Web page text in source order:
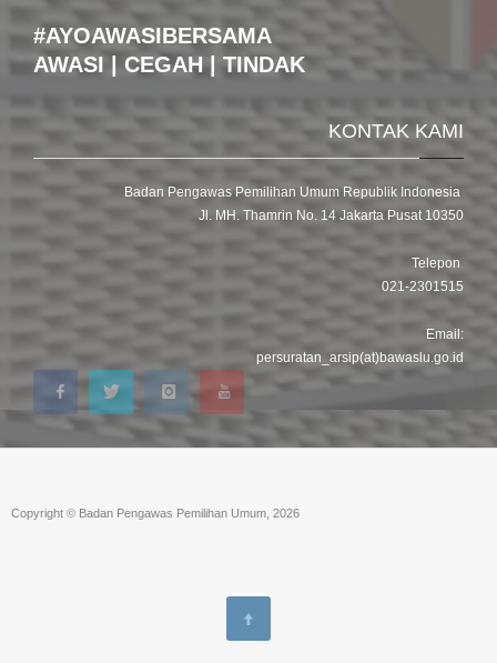
#AYOAWASIBERSAMA
AWASI | CEGAH | TINDAK
KONTAK KAMI
Badan Pengawas Pemilihan Umum Republik Indonesia
Jl. MH. Thamrin No. 14 Jakarta Pusat 10350
Telepon
021-2301515
Email:
persuratan_arsip(at)bawaslu.go.id
Copyright © Badan Pengawas Pemilihan Umum, 2026